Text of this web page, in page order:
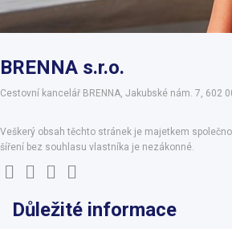
BRENNA s.r.o.
Cestovní kancelář BRENNA, Jakubské nám. 7, 602
Veškerý obsah těchto stránek je majetkem
šíření bez souhlasu vlastníka je nezákonné.
Důležité informace